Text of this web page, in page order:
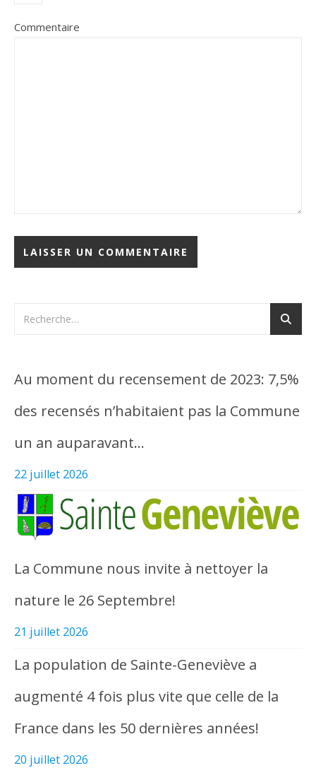
Commentaire
Au moment du recensement de 2023: 7,5%
des recensés n’habitaient pas la Commune
un an auparavant…
22 juillet 2026
La Commune nous invite à nettoyer la
nature le 26 Septembre!
21 juillet 2026
La population de Sainte-Geneviève a
augmenté 4 fois plus vite que celle de la
France dans les 50 dernières années!
20 juillet 2026